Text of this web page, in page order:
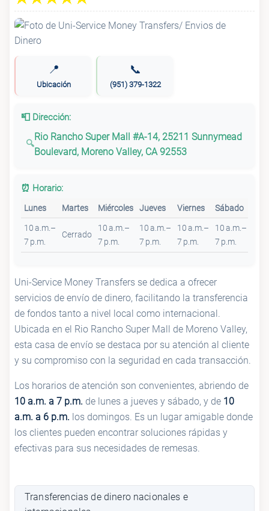
📍
Ubicación
📞
(951) 379-1322
📮 Dirección:
Rio Rancho Super Mall #A-14, 25211 Sunnymead
Boulevard, Moreno Valley, CA 92553
⏰ Horario:
Lunes Martes Miércoles Jueves Viernes Sábado
10 a.m.–
7 p.m.
Cerrado
10 a.m.–
7 p.m.
10 a.m.–
7 p.m.
10 a.m.–
7 p.m.
10 a.m.–
7 p.m.
Uni-Service Money Transfers se dedica a ofrecer
servicios de envío de dinero, facilitando la transferencia
de fondos tanto a nivel local como internacional.
Ubicada en el Rio Rancho Super Mall de Moreno Valley,
esta casa de envío se destaca por su atención al cliente
y su compromiso con la seguridad en cada transacción.
Los horarios de atención son convenientes, abriendo de
10 a.m. a 7 p.m. de lunes a jueves y sábado, y de 10
a.m. a 6 p.m. los domingos. Es un lugar amigable donde
los clientes pueden encontrar soluciones rápidas y
efectivas para sus necesidades de remesas.
Transferencias de dinero nacionales e